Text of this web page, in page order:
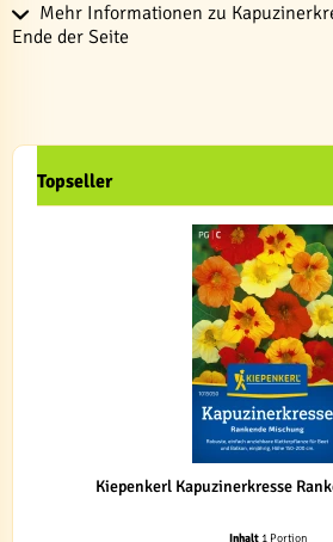
Mehr Informationen zu
Ende der Seite
Topseller
Kiepenkerl Kapuzinerkresse
Inhalt 1 Portion